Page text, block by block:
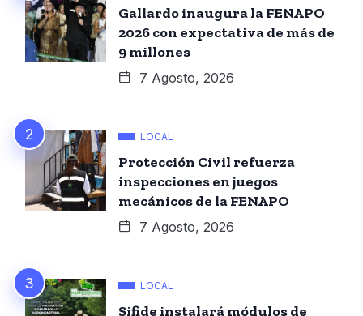
Gallardo inaugura la FENAPO
2026 con expectativa de más de
9 millones
7 Agosto, 2026
LOCAL
Protección Civil refuerza
inspecciones en juegos
mecánicos de la FENAPO
7 Agosto, 2026
LOCAL
Sifide instalará módulos de